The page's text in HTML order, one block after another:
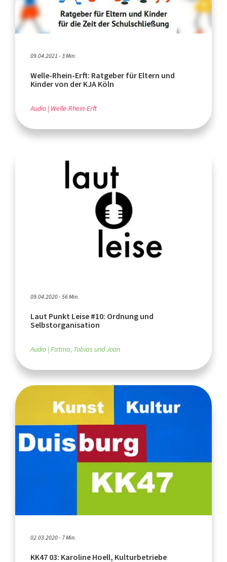
09.04.2021 - 3 Min.
Welle-Rhein-Erft: Ratgeber für Eltern und
Kinder von der KJA Köln
Audio Welle-Rhein-Erft
09.04.2020 - 56 Min.
Laut Punkt Leise #10: Ordnung und
Selbstorganisation
Audio Fatma, Tobias und Joon
02.03.2020 - 7 Min.
KK47 03: Karoline Hoell, Kulturbetriebe